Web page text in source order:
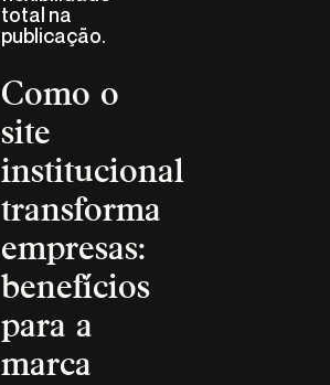
total na
publicação.
Como o
site
institucional
transforma
empresas:
benefícios
para a
marca